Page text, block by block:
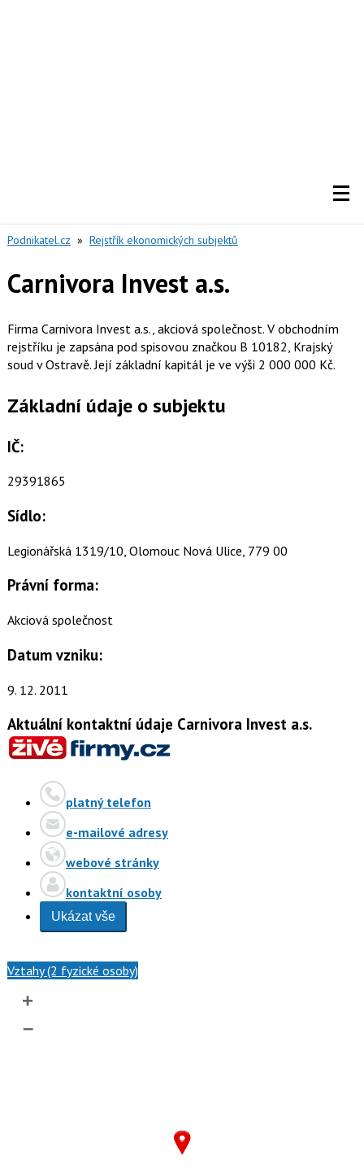
Podnikatel.cz » Rejstřík ekonomických subjektů
Carnivora Invest a.s.
Firma Carnivora Invest a.s., akciová společnost. V obchodním
rejstříku je zapsána pod spisovou značkou B 10182, Krajský
soud v Ostravě. Její základní kapitál je ve výši 2 000 000 Kč.
Základní údaje o subjektu
IČ:
29391865
Sídlo:
Legionářská 1319/10, Olomouc Nová Ulice, 779 00
Právní forma:
Akciová společnost
Datum vzniku:
9. 12. 2011
Aktuální kontaktní údaje Carnivora Invest a.s.
platný telefon
e-mailové adresy
webové stránky
kontaktní osoby
Ukázat vše
Vztahy (2 fyzické osoby)
+
–